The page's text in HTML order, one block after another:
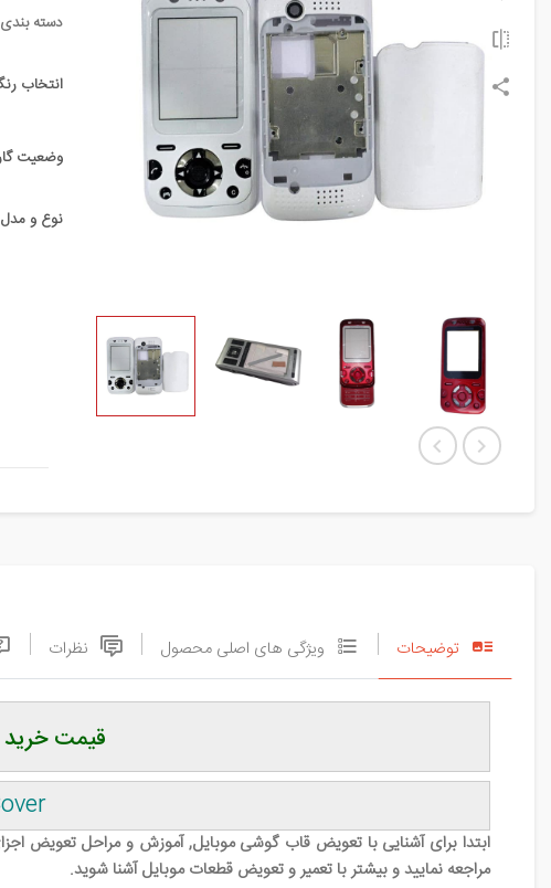
دسته
انتخاب
وضعیت
نوع و
توضیحات ویژگی های اصلی محصول نظرات
قیمت خرید
ابتدا برای آشنایی با تعویض قاب گوشی‌ موبایل, آموزش و مراحل
مراجعه نمایید و بیشتر با تعمیر و تعویض قطعات موبایل آشنا شوید.